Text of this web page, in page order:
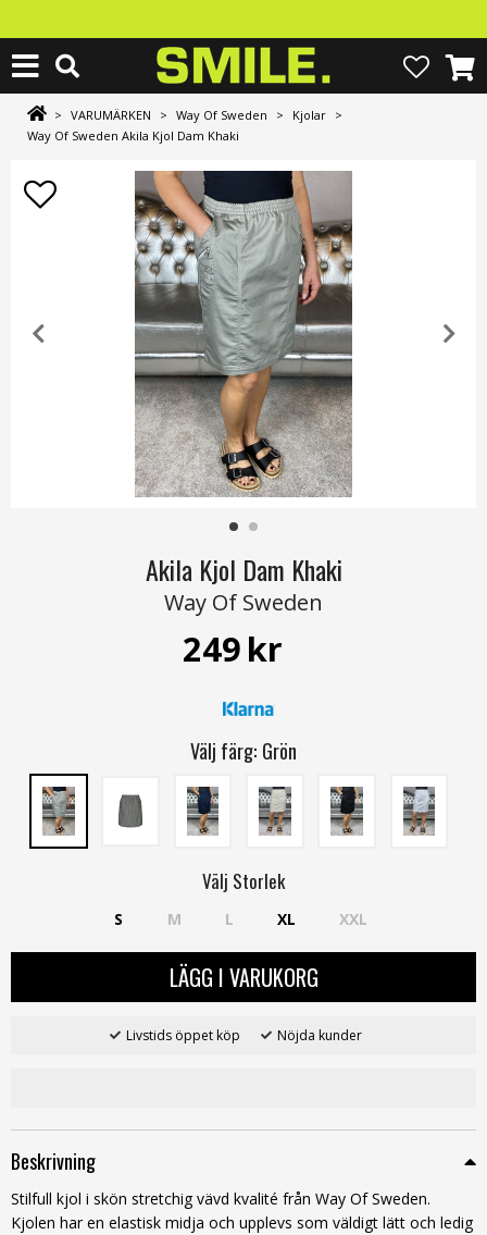
> VARUMÄRKEN > Way Of Sweden > Kjolar >
Way Of Sweden Akila Kjol Dam Khaki
Akila Kjol Dam Khaki
Way Of Sweden
249kr
Välj färg: Grön
Välj Storlek
S M L XL XXL
LÄGG I VARUKORG
Livstids öppet köp Nöjda kunder
Beskrivning
Stilfull kjol i skön stretchig vävd kvalité från Way Of Sweden.
Kjolen har en elastisk midja och upplevs som väldigt lätt och ledig